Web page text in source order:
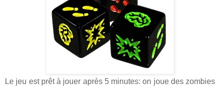
Le jeu est prêt à jouer après 5 minutes: on joue des zombies